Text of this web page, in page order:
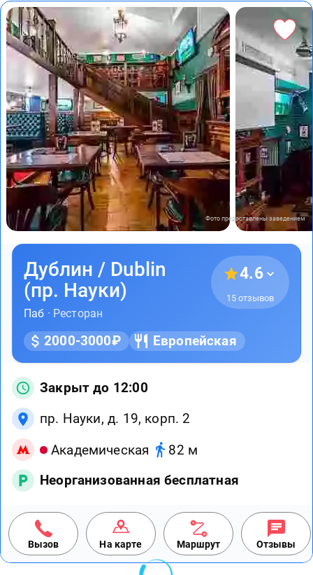
Фото предоставлены заведением
Дублин / Dublin
(пр. Науки)
Паб · Ресторан
4.6
15 отзывов
2000-3000₽ Европейская
Закрыт до 12:00
пр. Науки, д. 19, корп. 2
Академическая
82 м
Неорганизованная бесплатная
Вызов На карте Маршрут Отзывы